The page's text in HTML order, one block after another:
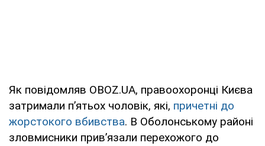
Як повідомляв OBOZ.UA, правоохоронці Києва
затримали п’ятьох чоловік, які, причетні до
жорстокого вбивства. В Оболонському районі
зловмисники прив’язали перехожого до